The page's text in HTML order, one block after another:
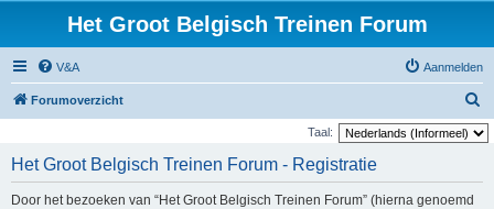
Het Groot Belgisch Treinen Forum
V&A Aanmelden
Forumoverzicht
o
Taal:
Het Groot Belgisch Treinen Forum - Registratie
Door het bezoeken van “Het Groot Belgisch Treinen Forum” (hierna genoemd